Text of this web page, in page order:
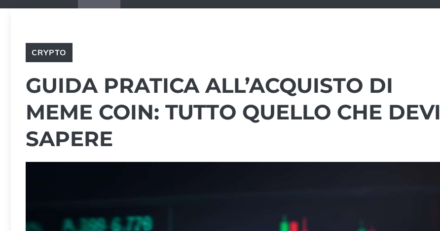
CRYPTO
GUIDA PRATICA ALL’ACQUISTO DI
MEME COIN: TUTTO QUELLO CHE DEVI
SAPERE